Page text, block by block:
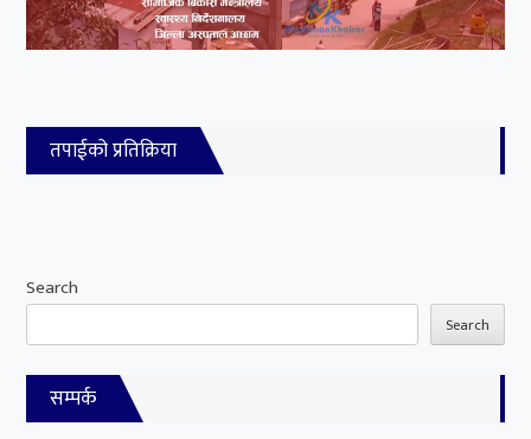
तपाईको प्रतिक्रिया
Search
Search
सम्पर्क